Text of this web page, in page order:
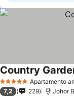
5 Estrellas Apartamento
Country
7,2 229 Johor